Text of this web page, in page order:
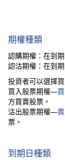
期權種類
認購期權：在到
認沽期權：在到
投資者可以選擇
買入股票期權—
方買賣股票。
沽出股票期權—
票。
到期日種類